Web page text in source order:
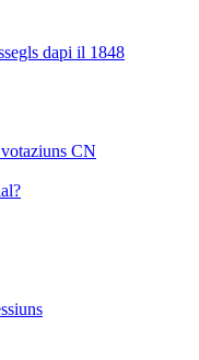
dapi il 1848
CN